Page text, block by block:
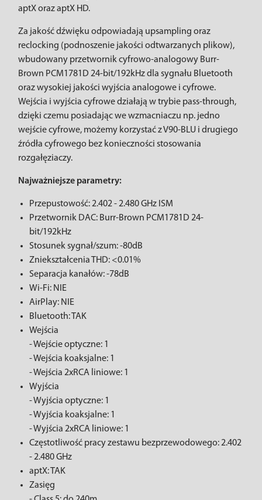
aptX oraz aptX HD.
Za jakość dźwięku odpowiadają upsampling oraz
reclocking (podnoszenie jakości odtwarzanych plikow),
wbudowany przetwornik cyfrowo-analogowy Burr-
Brown PCM1781D 24-bit/192kHz dla sygnału Bluetooth
oraz wysokiej jakości wyjścia analogowe i cyfrowe.
Wejścia i wyjścia cyfrowe działają w trybie pass-through,
dzięki czemu posiadając we wzmacniaczu np. jedno
wejście cyfrowe, możemy korzystać z V90-BLU i drugiego
źródła cyfrowego bez konieczności stosowania
rozgałęziaczy.
Najważniejsze parametry:
Przepustowość: 2.402 - 2.480 GHz ISM
Przetwornik DAC: Burr-Brown PCM1781D 24-
bit/192kHz
Stosunek sygnał/szum: -80dB
Zniekształcenia THD: <0.01%
Separacja kanałów: -78dB
Wi-Fi: NIE
AirPlay: NIE
Bluetooth: TAK
Wejścia
- Wejście optyczne: 1
- Wejścia koaksjalne: 1
- Wejścia 2xRCA liniowe: 1
Wyjścia
- Wyjścia optyczne: 1
- Wyjścia koaksjalne: 1
- Wyjścia 2xRCA liniowe: 1
Częstotliwość pracy zestawu bezprzewodowego: 2.402
- 2.480 GHz
aptX: TAK
Zasięg